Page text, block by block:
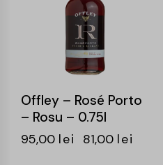
Offley – Rosé Porto
– Rosu – 0.75l
95,00 lei 81,00 lei